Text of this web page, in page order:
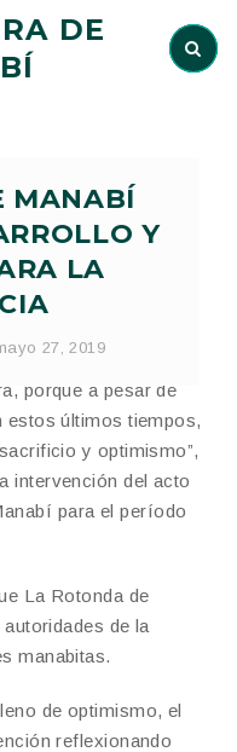
DE
MANABÍ
Y
LA
27, 2019
juntos la
de nuestra
porque a pesar de
estos últimos tiempos,
y optimismo”,
intervención del acto
para el período
La Rotonda de
de la
manabitas.
de optimismo, el
reflexionando